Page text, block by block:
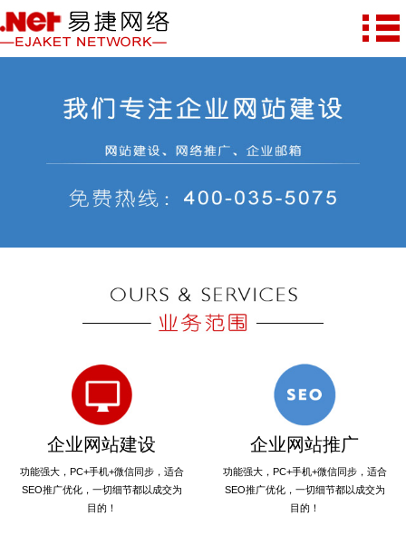
企业网站建设
功能强大，PC+手机+微信同步，适合
SEO推广优化，一切细节都以成交为
目的！
企业网站推广
功能强大，PC+手机+微信同步，适合
SEO推广优化，一切细节都以成交为
目的！